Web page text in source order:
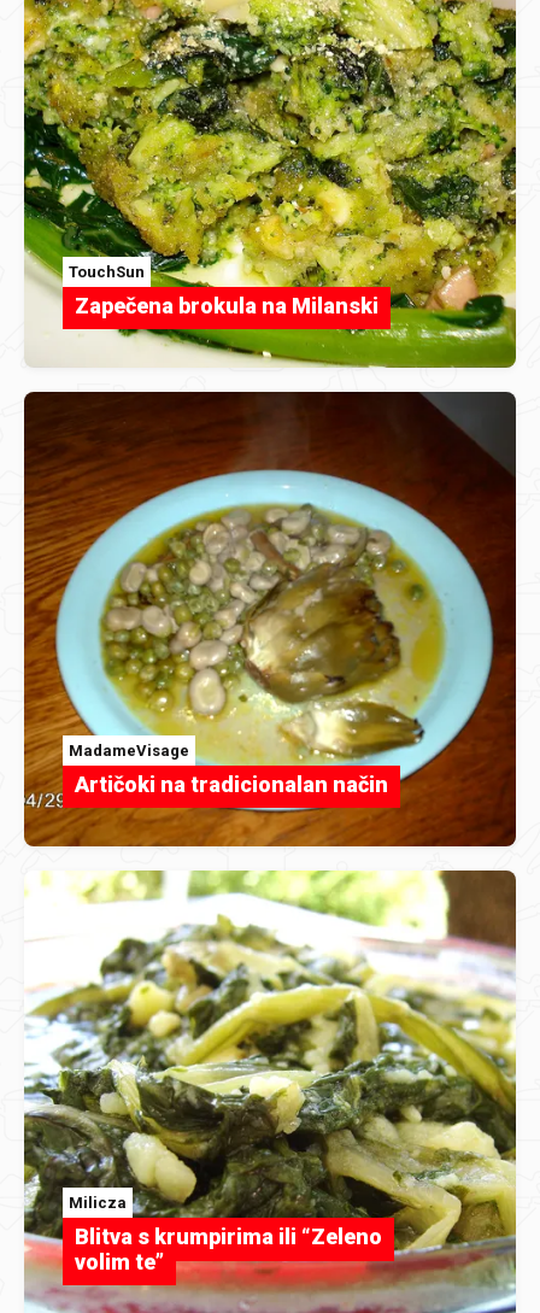
TouchSun
Zapečena brokula na Milanski
MadameVisage
Artičoki na tradicionalan način
Milicza
Blitva s krumpirima ili “Zeleno
volim te”